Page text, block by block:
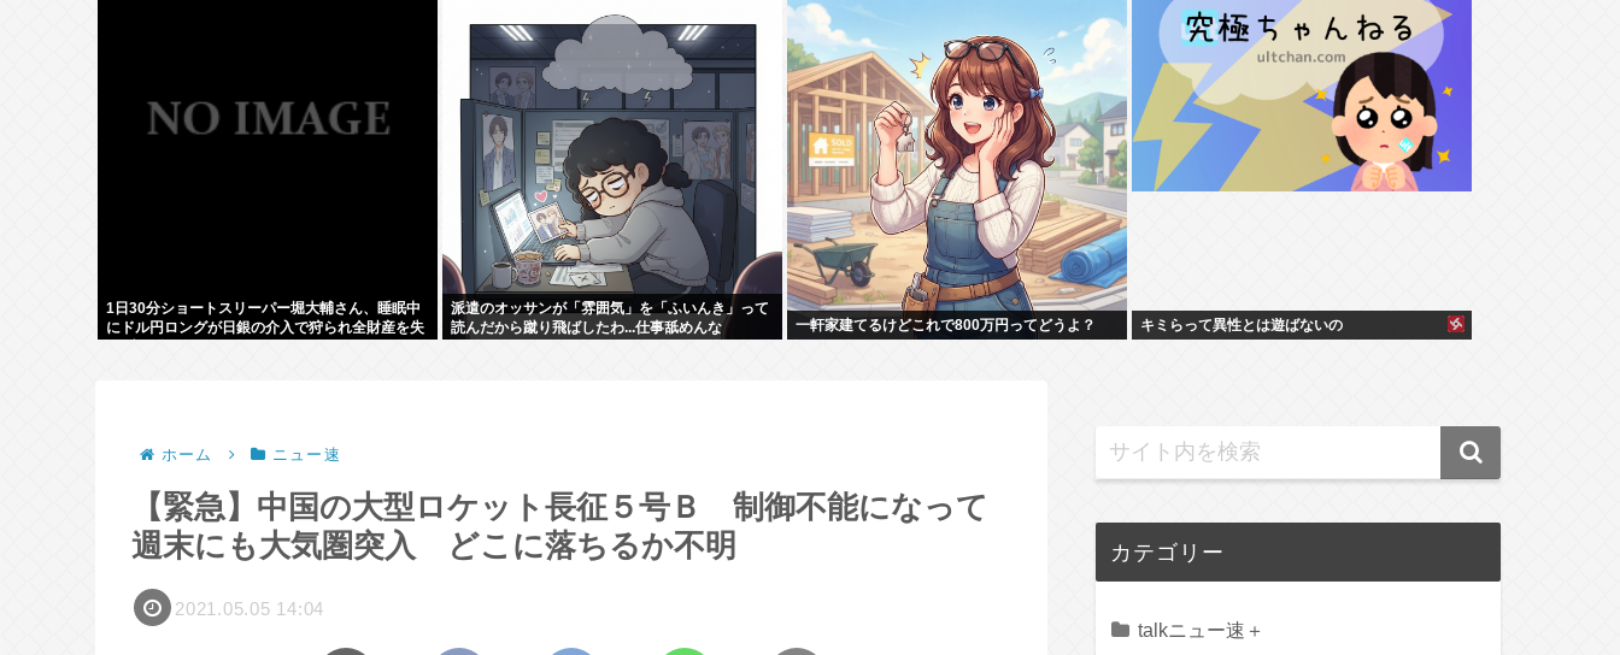
1日30分ショートスリーパー堀大輔さん、睡眠中
にドル円ロングが日銀の介入で狩られ全財産を失
派遣のオッサンが「雰囲気」を「ふいんき」って
読んだから蹴り飛ばしたわ...仕事舐めんな
一軒家建てるけどこれで800万円ってどうよ？ キミらって異性とは遊ばないの
ホーム ニュー速
【緊急】中国の大型ロケット長征５号Ｂ 制御不能になって
週末にも大気圏突入 どこに落ちるか不明
2021.05.05 14:04
カテゴリー
talkニュー速＋